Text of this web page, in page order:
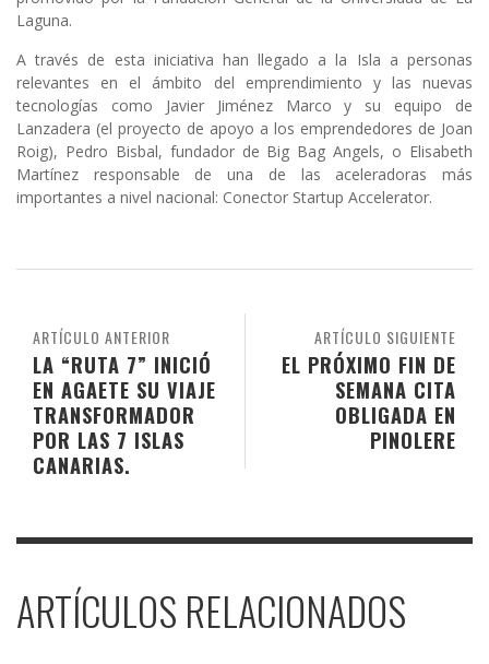
Laguna.
A través de esta iniciativa han llegado a la Isla a personas
relevantes en el ámbito del emprendimiento y las nuevas
tecnologías como Javier Jiménez Marco y su equipo de
Lanzadera (el proyecto de apoyo a los emprendedores de Joan
Roig), Pedro Bisbal, fundador de Big Bag Angels, o Elisabeth
Martínez responsable de una de las aceleradoras más
importantes a nivel nacional: Conector Startup Accelerator.
ARTÍCULO SIGUIENTE
EL PRÓXIMO FIN DE
SEMANA CITA
OBLIGADA EN
PINOLERE
ARTÍCULO ANTERIOR
LA “RUTA 7” INICIÓ
EN AGAETE SU VIAJE
TRANSFORMADOR
POR LAS 7 ISLAS
CANARIAS.
ARTÍCULOS RELACIONADOS